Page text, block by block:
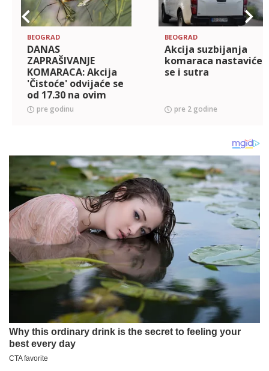
BEOGRAD
DANAS
ZAPRAŠIVANJE
KOMARACA: Akcija
'Čistoće' odvijaće se
od 17.30 na ovim
lokacijama
pre godinu
BEOGRAD
Akcija suzbijanja
komaraca nastaviće
se i sutra
pre 2 godine